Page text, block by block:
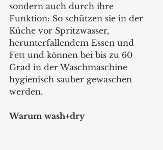
sondern auch durch ihre
Funktion: So schützen sie in der
Küche vor Spritzwasser,
herunterfallendem Essen und
Fett und können bei bis zu 60
Grad in der Waschmaschine
hygienisch sauber gewaschen
werden.
Warum wash+dry